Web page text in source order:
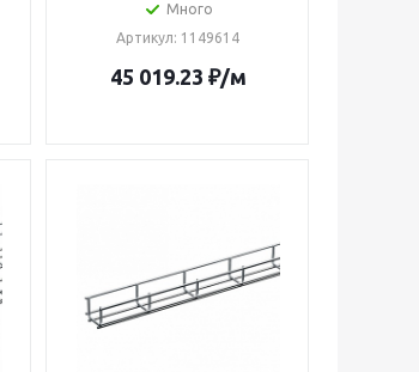
Много
Артикул: 1149614
45 019.23 ₽/м